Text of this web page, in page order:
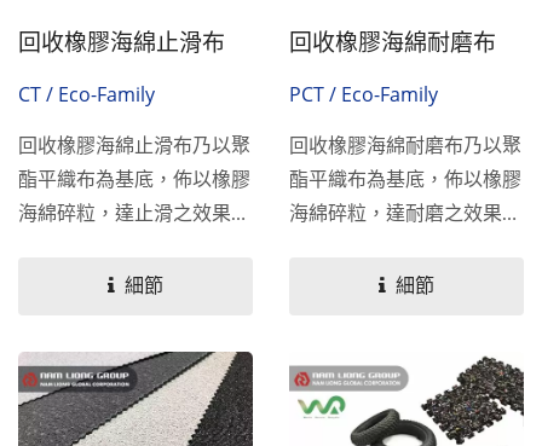
回收橡膠海綿止滑布
CT / Eco-Family
回收橡膠海綿止滑布乃以聚
酯平織布為基底，佈以橡膠
海綿碎粒，達止滑之效果。
海綿生產過程中之邊角料所
品帶來止滑的效果，同時也
可以為地球減輕垃圾的負
擔。回收橡膠海綿止滑布可
細節
回收橡膠海綿耐磨布
PCT / Eco-Family
回收橡膠海綿耐磨布乃以聚
酯平織布為基底，佈以橡膠
海綿碎粒，達耐磨之效果。
海綿生產過程中之邊角料所
可以為地球減輕垃圾的負
擔。回收橡膠海綿耐磨布可
細節